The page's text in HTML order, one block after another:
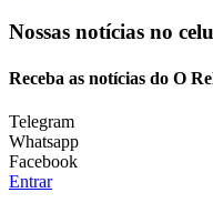
Nossas notícias no
Receba as notícias do O
Telegram
Whatsapp
Facebook
Entrar